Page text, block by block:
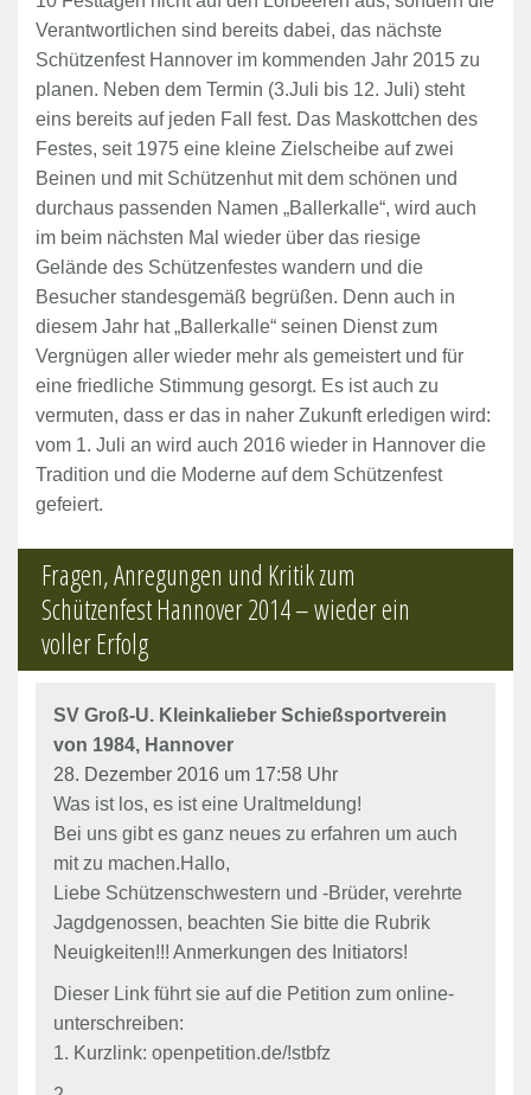
Verantwortlichen sind bereits dabei, das nächste
Schützenfest Hannover im kommenden Jahr 2015 zu
planen. Neben dem Termin (3.Juli bis 12. Juli) steht
eins bereits auf jeden Fall fest. Das Maskottchen des
Festes, seit 1975 eine kleine Zielscheibe auf zwei
Beinen und mit Schützenhut mit dem schönen und
durchaus passenden Namen „Ballerkalle“, wird auch
im beim nächsten Mal wieder über das riesige
Gelände des Schützenfestes wandern und die
Besucher standesgemäß begrüßen. Denn auch in
diesem Jahr hat „Ballerkalle“ seinen Dienst zum
Vergnügen aller wieder mehr als gemeistert und für
eine friedliche Stimmung gesorgt. Es ist auch zu
vermuten, dass er das in naher Zukunft erledigen wird:
vom 1. Juli an wird auch 2016 wieder in Hannover die
Tradition und die Moderne auf dem Schützenfest
gefeiert.
Fragen, Anregungen und Kritik zum
Schützenfest Hannover 2014 – wieder ein
voller Erfolg
SV Groß-U. Kleinkalieber Schießsportverein
von 1984, Hannover
28. Dezember 2016 um 17:58 Uhr
Was ist los, es ist eine Uraltmeldung!
Bei uns gibt es ganz neues zu erfahren um auch
mit zu machen.Hallo,
Liebe Schützenschwestern und -Brüder, verehrte
Jagdgenossen, beachten Sie bitte die Rubrik
Neuigkeiten!!! Anmerkungen des Initiators!
Dieser Link führt sie auf die Petition zum online-
unterschreiben:
1. Kurzlink: openpetition.de/!stbfz